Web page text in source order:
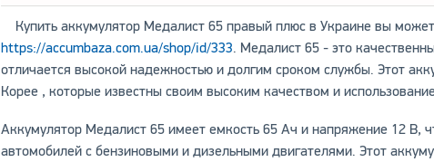
Купить аккумулятор Медалист 65 правый плюс в Украине вы
https://accumbaza.com.ua/shop/id/333. Медалист 65 - это
отличается высокой надежностью и долгим сроком службы. Этот
Корее , которые известны своим высоким качеством и
Аккумулятор Медалист 65 имеет емкость 65 Ач и напряжение 12 В,
автомобилей с бензиновыми и дизельными двигателями. Этот